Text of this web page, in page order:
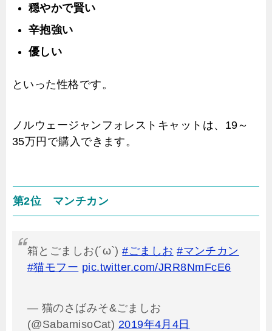
穏やかで賢い
辛抱強い
優しい
といった性格です。
ノルウェージャンフォレストキャットは、19～
35万円で購入できます。
第2位 マンチカン
箱とごましお(´ω`)#ごましお #マンチカン
#猫モフー pic.twitter.com/JRR8NmFcE6
— 猫のさばみそ&ごましお
(@SabamisoCat) 2019年4月4日